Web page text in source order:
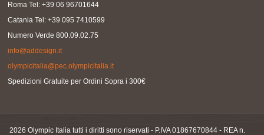
Roma Tel: +39 06 96701644
Catania Tel: +39 095 7410599
Numero Verde 800.09.02.75
info@addesign.it
olympicitalia@pec.olympicitalia.it
Spedizioni Gratuite per Ordini Sopra i 300€
2026 Olympic Italia tutti i diritti sono riservati - P.IVA 01867670844 - REA n.